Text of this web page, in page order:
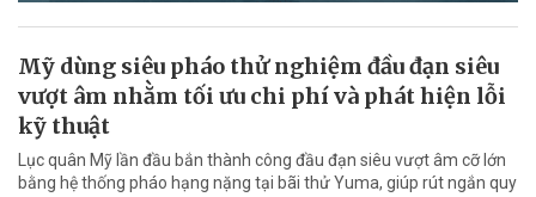
Mỹ dùng siêu pháo thử nghiệm đầu đạn siêu
vượt âm nhằm tối ưu chi phí và phát hiện lỗi
kỹ thuật
Lục quân Mỹ lần đầu bắn thành công đầu đạn siêu vượt âm cỡ lớn
bằng hệ thống pháo hạng nặng tại bãi thử Yuma, giúp rút ngắn quy